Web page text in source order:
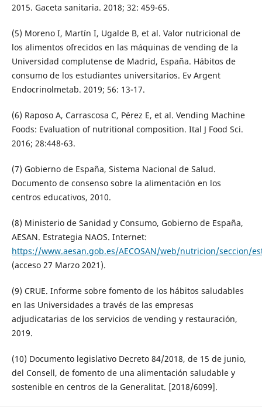
2015. Gaceta sanitaria. 2018; 32: 459-65.
(5) Moreno I, Martín I, Ugalde B, et al. Valor nutricional de
los alimentos ofrecidos en las máquinas de vending de la
Universidad complutense de Madrid, España. Hábitos de
consumo de los estudiantes universitarios. Ev Argent
Endocrinolmetab. 2019; 56: 13-17.
(6) Raposo A, Carrascosa C, Pérez E, et al. Vending Machine
Foods: Evaluation of nutritional composition. Ital J Food Sci.
2016; 28:448-63.
(7) Gobierno de España, Sistema Nacional de Salud.
Documento de consenso sobre la alimentación en los
centros educativos, 2010.
(8) Ministerio de Sanidad y Consumo, Gobierno de España,
AESAN. Estrategia NAOS. Internet:
https://www.aesan.gob.es/AECOSAN/web/nutricion/seccion/
(acceso 27 Marzo 2021).
(9) CRUE. Informe sobre fomento de los hábitos saludables
en las Universidades a través de las empresas
adjudicatarias de los servicios de vending y restauración,
2019.
(10) Documento legislativo Decreto 84/2018, de 15 de junio,
del Consell, de fomento de una alimentación saludable y
sostenible en centros de la Generalitat. [2018/6099].